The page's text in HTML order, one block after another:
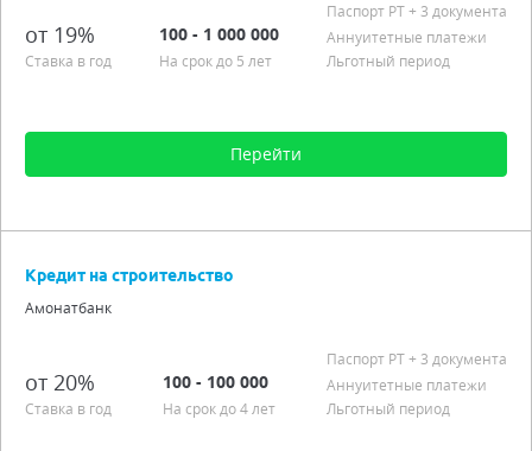
от 19%
Ставка в год
100 - 1 000 000
На срок до 5 лет
Паспорт РT+ 3 документа
Аннуитетные платежи
Льготный период
Перейти
Процентная ставка от 19,00% до 21,00%
Аннуитетные платежи
возрастное ограничение - граждане от 18 до 65 лет
Подробно
Кредит на строительство
Амонатбанк
от 20%
Ставка в год
100 - 100 000
На срок до 4 лет
Паспорт РT+ 3 документа
Аннуитетные платежи
Льготный период